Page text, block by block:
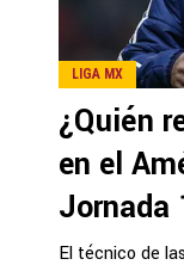
LIGA MX
¿Quién
en el
Jornada
El técnico de